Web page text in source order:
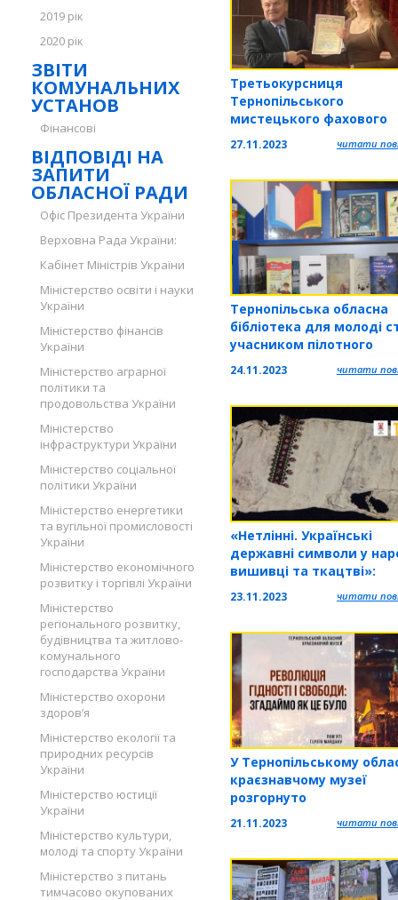
2019 рік
2020 рік
ЗВІТИ
КОМУНАЛЬНИХ
УСТАНОВ
Фінансові
ВІДПОВІДІ НА
ЗАПИТИ
ОБЛАСНОЇ РАДИ
Офіс Президента України
Верховна Рада України:
Кабінет Міністрів України
Міністерство освіти і науки
України
Міністерство фінансів
України
Міністерство аграрної
політики та
продовольства України
Міністерство
інфраструктури України
Міністерство соціальної
політики України
Міністерство енергетики
та вугільної промисловості
України
Міністерство економічного
розвитку і торгівлі України
Міністерство
регіонального розвитку,
будівництва та житлово-
комунального
господарства України
Міністерство охорони
здоров’я
Міністерство екології та
природних ресурсів
України
Міністерство юстиції
України
Міністерство культури,
молоді та спорту України
Міністерство з питань
тимчасово окупованих
Третьокурсниця
Тернопільського
мистецького фахового
Крушельницької
27.11.2023 читати
Тернопільська обласна
бібліотека для молоді
учасником пілотного
польсько-українського
24.11.2023 читати
«Нетлінні. Українські
державні символи у
вишивці та ткацтві»:
Тернопільський
краєзнавчий музей
23.11.2023 читати
У Тернопільському
краєзнавчому музеї
розгорнуто
виставку
21.11.2023 читати